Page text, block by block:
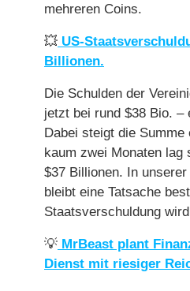
mehreren Coins.
💥 US-
Billionen.
Die Schulden der
jetzt bei rund $38 Bio. –
Dabei steigt die
kaum zwei Monaten lag
$37 Billionen. In
bleibt eine Tatsache
Staatsverschuldung
💡 MrBeast plant
Dienst mit riesiger